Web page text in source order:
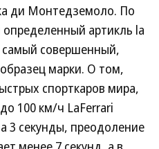
ди Монтедземоло. По
артикль la
самый совершенный,
марки. О том,
спорткаров мира,
100 км/ч LaFerrari
3 секунды, преодоление